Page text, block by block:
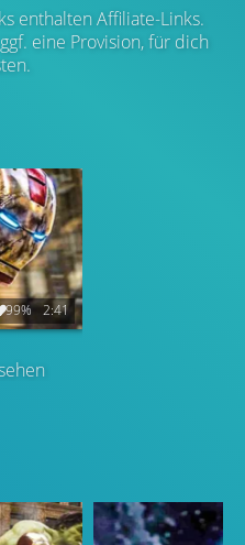
enthalten Affiliate-Links.
eine Provision, für dich
99% 2:41